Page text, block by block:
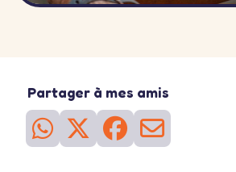
Partager à mes amis